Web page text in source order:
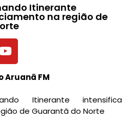
Itinerante
na região de
Aruanã FM
Itinerante intensifica
de Guarantã do Norte